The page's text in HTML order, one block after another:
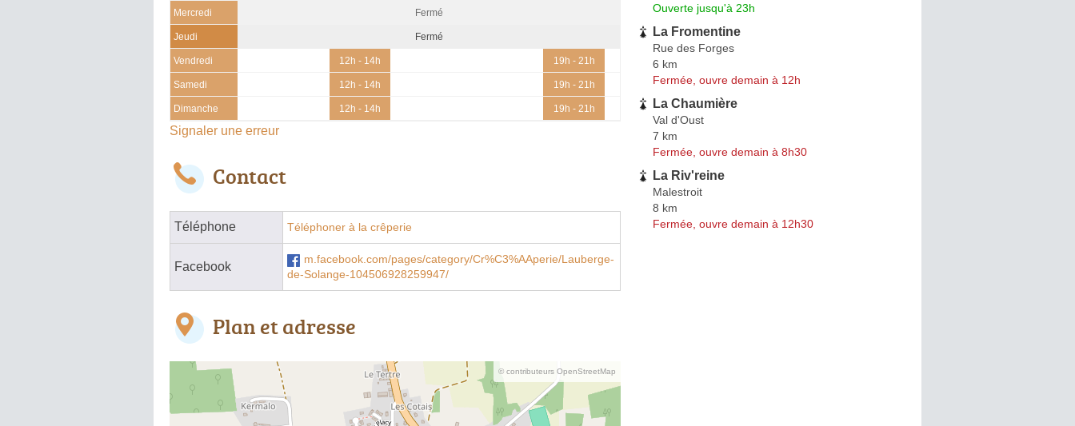
Mercredi Fermé
Jeudi Fermé
Vendredi 12h - 14h 19h - 21h
Samedi 12h - 14h 19h - 21h
Dimanche 12h - 14h 19h - 21h
Signaler une erreur
Contact
Téléphone Téléphoner à la crêperie
Facebook
m.facebook.com/pages/category/Cr%C3%AAperie/Lauberge-
de-Solange-104506928259947/
Plan et adresse
© contributeurs OpenStreetMap
Ouverte jusqu'à 23h
La Fromentine
Rue des Forges
6 km
Fermée, ouvre demain à 12h
La Chaumière
Val d'Oust
7 km
Fermée, ouvre demain à 8h30
La Riv'reine
Malestroit
8 km
Fermée, ouvre demain à 12h30